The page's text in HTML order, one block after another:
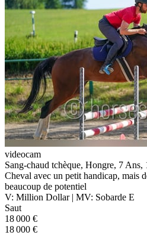
videocam
Sang-chaud tchèque, Hongre, 7
Cheval avec un petit handicap, mais
beaucoup de potentiel
V: Million Dollar | MV: Sobarde E
Saut
18 000 €
18 000 €